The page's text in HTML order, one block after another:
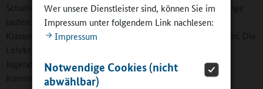
Wer unsere Dienstleister sind, können Sie im
Impressum unter folgendem Link nachlesen:
Impressum
Notwendige Cookies (nicht
abwählbar)
Schulhof aufhalten oder im Schulgebäude mal durch die Gänge
laufen oder nach den Schülern und Schülerinnen in ihren
Klassenzimmern schauen, sofern diese denn geöffnet werden. Die
Lehrkräfte haben ja meist ihr geschütztes Lehrerzimmer.
Jugendlichen sollten geschützte Rückzugs- und
Kommunikationsnischen ebenfalls zugestanden werden.